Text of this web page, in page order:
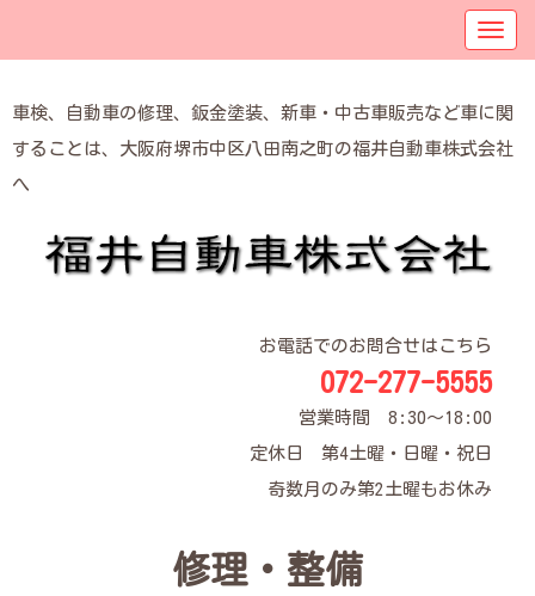
車検、自動車の修理、鈑金塗装、新車・中古車販売など車に関
することは、大阪府堺市中区八田南之町の福井自動車株式会社
へ
お電話でのお問合せはこちら
072-277-5555
営業時間 8:30～18:00
定休日 第4土曜・日曜・祝日
奇数月のみ第2土曜もお休み
修理・整備